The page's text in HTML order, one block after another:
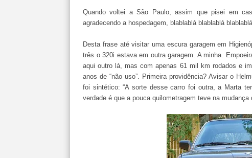
Quando voltei a São Paulo, assim que pisei em
agradecendo a hospedagem, blablablá blablablá
Desta frase até visitar uma escura garagem em
três o 320i estava em outra garagem. A minha.
aqui outro lá, mas com apenas 61 mil km rodados e
anos de “não uso”. Primeira providência? Avisar o
foi sintético: “A sorte desse carro foi outra, a Marta
verdade é que a pouca quilometragem teve na